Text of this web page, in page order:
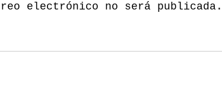
electrónico no será publicada.